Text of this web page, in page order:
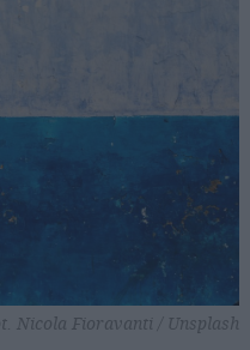
Nicola Fioravanti / Unsplash